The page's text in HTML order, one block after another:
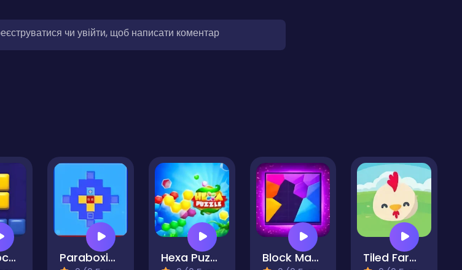
чи увійти, щоб написати коментар
Koko Loco Block Blast Paraboxical Hexa Puzzle Block Master Polygonal Puzzle Tiled Farm - Swipe and Solve